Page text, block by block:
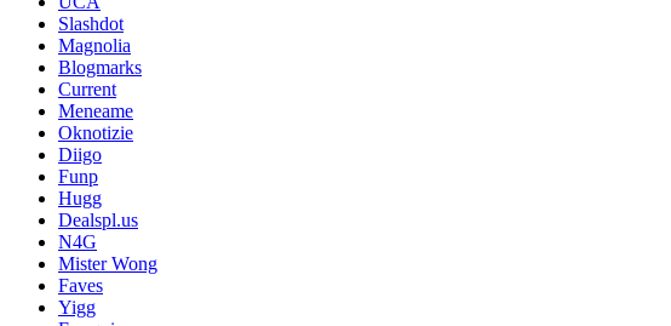
Slashdot
Magnolia
Blogmarks
Current
Meneame
Oknotizie
Diigo
Funp
Hugg
Dealspl.us
N4G
Mister Wong
Faves
Yigg